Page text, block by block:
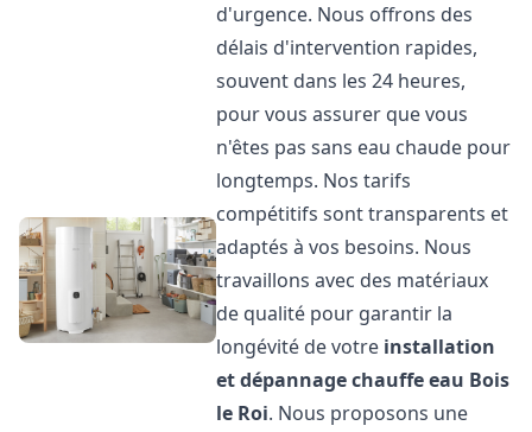
d'urgence. Nous offrons des
délais d'intervention rapides,
souvent dans les 24 heures,
pour vous assurer que vous
n'êtes pas sans eau chaude pour
longtemps. Nos tarifs
compétitifs sont transparents et
adaptés à vos besoins. Nous
travaillons avec des matériaux
de qualité pour garantir la
longévité de votre installation
et dépannage chauffe eau Bois
le Roi. Nous proposons une